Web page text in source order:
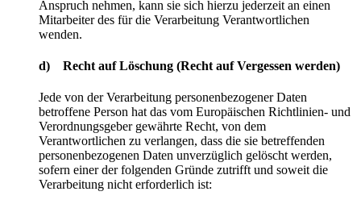
Anspruch nehmen, kann sie sich hierzu jederzeit an einen
Mitarbeiter des für die Verarbeitung Verantwortlichen
wenden.
d) Recht auf Löschung (Recht auf Vergessen werden)
Jede von der Verarbeitung personenbezogener Daten
betroffene Person hat das vom Europäischen Richtlinien- und
Verordnungsgeber gewährte Recht, von dem
Verantwortlichen zu verlangen, dass die sie betreffenden
personenbezogenen Daten unverzüglich gelöscht werden,
sofern einer der folgenden Gründe zutrifft und soweit die
Verarbeitung nicht erforderlich ist: